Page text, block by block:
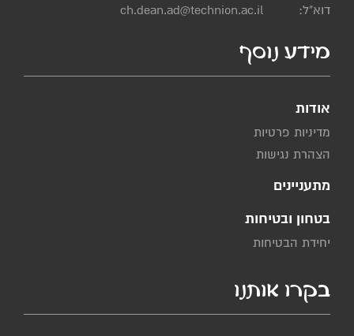
דוא"ל:
ch.dean.ad@technion.ac.il
מידע נוסף
אודות
מדיניות פרטיות
הצהרת נגישות
מתעניינים
בטחון ובטיחות
יחידת הבטיחות
בקרו אותנו